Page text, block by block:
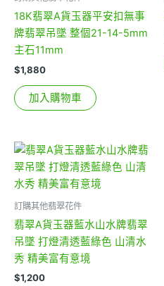
18K翡翠A貨玉器平安扣無事
牌翡翠吊墜 整個21-14-5mm
主石11mm
$1,880
加入購物車
訂購其他翡翠花件
翡翠A貨玉器藍水山水牌翡翠
吊墜 打燈清透藍綠色 山清水
秀 精美富有意境
$1,200